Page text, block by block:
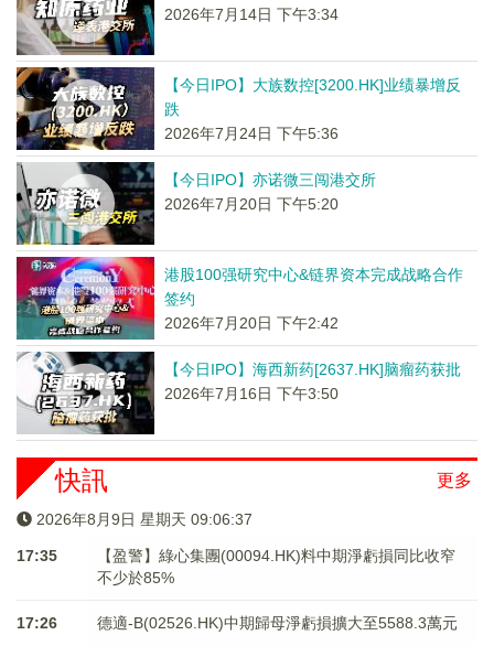
2026年7月14日 下午3:34
【今日IPO】大族数控[3200.HK]业绩暴增反
跌
2026年7月24日 下午5:36
【今日IPO】亦诺微三闯港交所
2026年7月20日 下午5:20
港股100强研究中心&链界资本完成战略合作
签约
2026年7月20日 下午2:42
【今日IPO】海西新药[2637.HK]脑瘤药获批
2026年7月16日 下午3:50
更多
快訊
2026年8月9日 星期天 09:06:37
17:35
【盈警】綠心集團(00094.HK)料中期淨虧損同比收窄
不少於85%
17:26 德適-B(02526.HK)中期歸母淨虧損擴大至5588.3萬元